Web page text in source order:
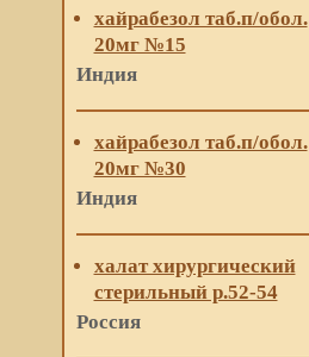
хайрабезол таб.п/обол.
20мг №15
Индия
хайрабезол таб.п/обол.
20мг №30
Индия
халат хирургический
стерильный р.52-54
Россия